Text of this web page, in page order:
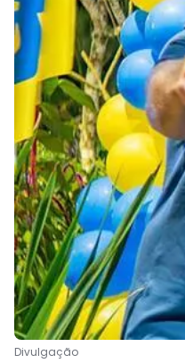
Divulgação